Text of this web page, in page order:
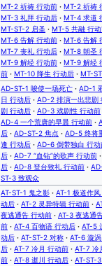
MT-2 祈祷 行动前 · MT-2 祈祷
MT-3 礼拜 行动后 · MT-4 求道
MT-ST-2 启圣 · MT-5 共融 行
MT-6 告解 行动前 · MT-6 告解
MT-7 丧礼 行动后 · MT-8 朝圣
MT-9 解经 行动前 · MT-9 解经
前 · MT-10 降生 行动后 · MT-
AD-ST-1 唆使一场死亡 · AD-1
日 行动后 · AD-2 排演一出悲剧
剧 行动后 · AD-3 戏剧性 行动前
AD-4 一个荒唐的早晨 行动前 ·
后 · AD-ST-2 焦点 · AD-5 终将
逢 行动后 · AD-6 倒带独白 行动
后 · AD-7 “血钻”的歌声 行动前 ·
后 · AD-8 登台致礼 行动前 ·
ST-3 致观众
AT-ST-1 鬼之影 · AT-1 极道作
动后 · AT-2 灵异特辑 行动前 ·
夜逃通告 行动前 · AT-3 夜逃通
前 · AT-4 百物语 行动后 · AT-5
动后 · AT-ST-2 对称 · AT-6 漩
后 · AT-7 冷月 行动前 · AT-7 冷
前 · AT-8 逝川 行动后 · AT-ST-